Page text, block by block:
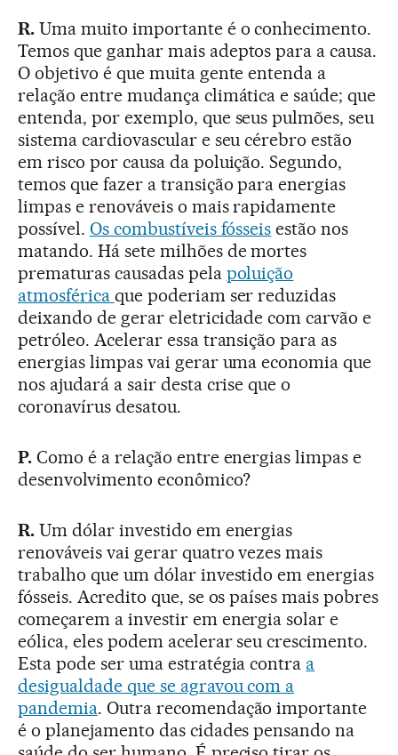
R.Uma muito importante é o conhecimento.
Temos que ganhar mais adeptos para a causa.
O objetivo é que muita gente entenda a
relação entre mudança climática e saúde; que
entenda, por exemplo, que seus pulmões, seu
sistema cardiovascular e seu cérebro estão
em risco por causa da poluição. Segundo,
temos que fazer a transição para energias
limpas e renováveis o mais rapidamente
possível. Os combustíveis fósseis estão nos
matando. Há sete milhões de mortes
prematuras causadas pela poluição
atmosférica que poderiam ser reduzidas
deixando de gerar eletricidade com carvão e
petróleo. Acelerar essa transição para as
energias limpas vai gerar uma economia que
nos ajudará a sair desta crise que o
coronavírus desatou.
P.Como é a relação entre energias limpas e
desenvolvimento econômico?
R.Um dólar investido em energias
renováveis vai gerar quatro vezes mais
trabalho que um dólar investido em energias
fósseis. Acredito que, se os países mais pobres
começarem a investir em energia solar e
eólica, eles podem acelerar seu crescimento.
Esta pode ser uma estratégia contra a
desigualdade que se agravou com a
pandemia. Outra recomendação importante
é o planejamento das cidades pensando na